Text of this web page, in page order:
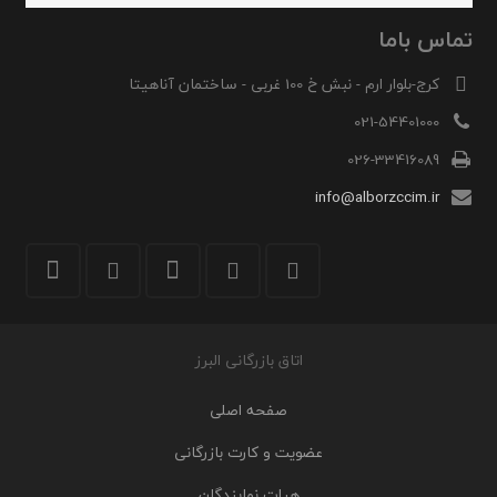
تماس باما
کرج-بلوار ارم - نبش خ 100 غربی - ساختمان آناهیتا
021-54401000
026-33416089
info@alborzccim.ir
اتاق بازرگانی البرز
صفحه اصلی
عضویت و کارت بازرگانی